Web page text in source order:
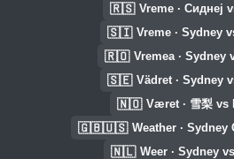
🇷🇸 Vreme · Сиднеј
🇸🇮 Vreme · Sydney
🇷🇴 Vremea · Sydney
🇸🇪 Vädret · Sydney
🇳🇴 Været · 雪梨 vs
🇬🇧🇺🇸 Weather ·
🇳🇱 Weer · Sydney